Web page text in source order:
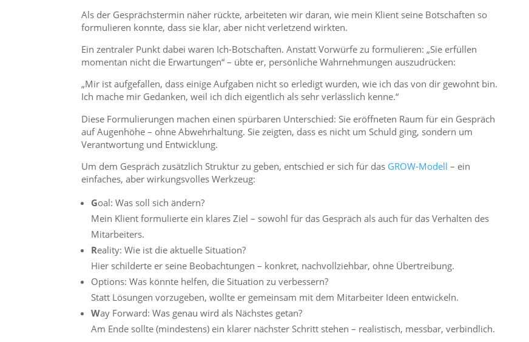
Als der Gesprächstermin näher rückte, arbeiteten wir daran, wie mein Klient seine Botschaften so
formulieren konnte, dass sie klar, aber nicht verletzend wirkten.
Ein zentraler Punkt dabei waren Ich-Botschaften. Anstatt Vorwürfe zu formulieren: „Sie erfüllen
momentan nicht die Erwartungen“ – übte er, persönliche Wahrnehmungen auszudrücken:
„Mir ist aufgefallen, dass einige Aufgaben nicht so erledigt wurden, wie ich das von dir gewohnt bin.
Ich mache mir Gedanken, weil ich dich eigentlich als sehr verlässlich kenne.“
Diese Formulierungen machen einen spürbaren Unterschied: Sie eröffneten Raum für ein Gespräch
auf Augenhöhe – ohne Abwehrhaltung. Sie zeigten, dass es nicht um Schuld ging, sondern um
Verantwortung und Entwicklung.
Um dem Gespräch zusätzlich Struktur zu geben, entschied er sich für das GROW-Modell – ein
einfaches, aber wirkungsvolles Werkzeug:
Goal: Was soll sich ändern?
Mein Klient formulierte ein klares Ziel – sowohl für das Gespräch als auch für das Verhalten des
Mitarbeiters.
Reality: Wie ist die aktuelle Situation?
Hier schilderte er seine Beobachtungen – konkret, nachvollziehbar, ohne Übertreibung.
Options: Was könnte helfen, die Situation zu verbessern?
Statt Lösungen vorzugeben, wollte er gemeinsam mit dem Mitarbeiter Ideen entwickeln.
Way Forward: Was genau wird als Nächstes getan?
Am Ende sollte (mindestens) ein klarer nächster Schritt stehen – realistisch, messbar, verbindlich.